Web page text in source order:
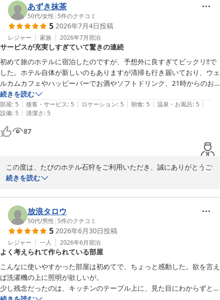
たびのホテル石狩
支配人　木村亮介
白樺の湯 たびのホテル石狩
2026-07-09
お部屋の広さや大浴場、館内サービスなどにご満足いただけたご様
子が伝わり、スタッフ一同大きな励みとなっております。当館で
は、お客様に「泊まる」だけではなく、「ホテルで過ごす時間その
もの」を楽しんでいただけるよう、ウェルカムカフェやハッピーバ
ー、お茶漬けサービスなど、さまざまなおもてなしをご用意してお
ります。
今回はご到着が遅く、ご出発も早かったとのことでしたので、次回
はぜひ少しお時間に余裕を持ってご滞在いただき、大浴場や館内サ
ービスをゆっくりお楽しみいただければ幸いです。
また、札幌中心部から少し離れた立地ではございますが、お車でお
越しのお客様には無料駐車場をご用意しており、石狩はもちろん、
小樽や札幌観光の拠点としても多くのお客様にご利用いただいてお
ります。
「また利用したい」とのお言葉を励みに、これからも期待を超える
またお会いできます日を、スタッフ一同心よりお待ちしておりま
す。
たびのホテル石狩
支配人　木村亮介
白樺の湯 たびのホテル石狩
2026-07-09
あずき抹茶
50代/女性 | 5件のクチコミ
5 2026年7月4日投稿
レジャー 家族 2026年7月宿泊
サービスが充実しすぎていて驚きの連続
初めて旅のホテルに宿泊したのですが、予想外に良すぎてビックリ‼️で
した。ホテル自体が新しいのもありますが清掃も行き届いており、ウェ
ルカムカフェやハッピーバーでお酒やソフトドリンク、21時からのお
茶漬け風呂上がりのアイスとサービスが充実していました。お風呂も清
潔で気持ち良く朝食もとても美味しかったです。他県にも同じ系列のホ
テルがあるようで今後も利用したいと思います。普通のビジネスホテル
かなくらいしか思っていなかったのでビックリでした。スタッフの方々
も親切でした。
続きを読む
部屋: 5 | 接客・サービス: 5 | ロケーション: 5 | 朝食: 5 | 温泉・お風呂: 5 |
設備: 5 | 清潔さ: 5
87
この度は、たびのホテル石狩をご利用いただき、誠にありがとうご
ざいます。
変嬉しく拝見いたしました。
「予想外に良すぎてビックリでした」とのお言葉は、私どもにとっ
て何より嬉しいお褒めの言葉です。館内の清掃をはじめ、ウェルカ
ムカフェやハッピーバー、お茶漬けサービス、湯上がりアイス、大
浴場、そして朝食までご満足いただけたご様子を伺い、大変光栄に
存じます。
また、スタッフの対応につきましても温かいお言葉をいただき、心
より感謝申し上げます。お客様からのお声は、日々お客様をお迎え
しているスタッフにとって大きな励みとなります。
当館では、「心温かい、楽しいホテル」をコンセプトに、ご宿泊そ
続きを読む
放浪タロウ
50代/男性 | 5件のクチコミ
5 2026年6月30日投稿
レジャー 一人 2026年6月宿泊
よく考えられて作られている部屋
こんなに使いやすかった部屋は初めてで、ちょっと感動した。欲を言え
ば洗濯機の上に照明が欲しいが。
少し残念だったのは、キッチンのテーブル上に、見た目にわからずとも